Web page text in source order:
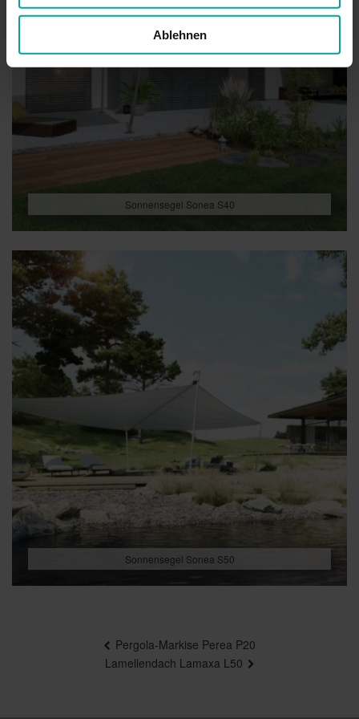
Ablehnen
Sonnensegel Sonea S40
Sonnensegel Sonea S50
Pergola-Markise Perea P20
Lamellendach Lamaxa L50